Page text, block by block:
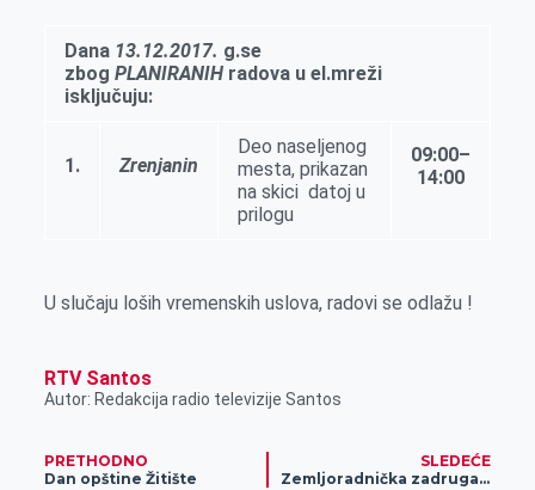
r
n
A
p
i
l
Dana 13. 12.2017. g.se
zbog PLANIRANIH radova u el.mreži
isključuju:
1. Zrenjanin
Deo naseljenog
mesta, prikazan
na skici datoj u
prilogu
09:00–
14:00
U slučaju loših vremenskih uslova, radovi se odlažu !
RTV Santos
Autor: Redakcija radio televizije Santos
PRETHODNO
Dan opštine Žitište
SLEDEĆE
Zemljoradnička zadruga „Modoš“ dobila podršku države